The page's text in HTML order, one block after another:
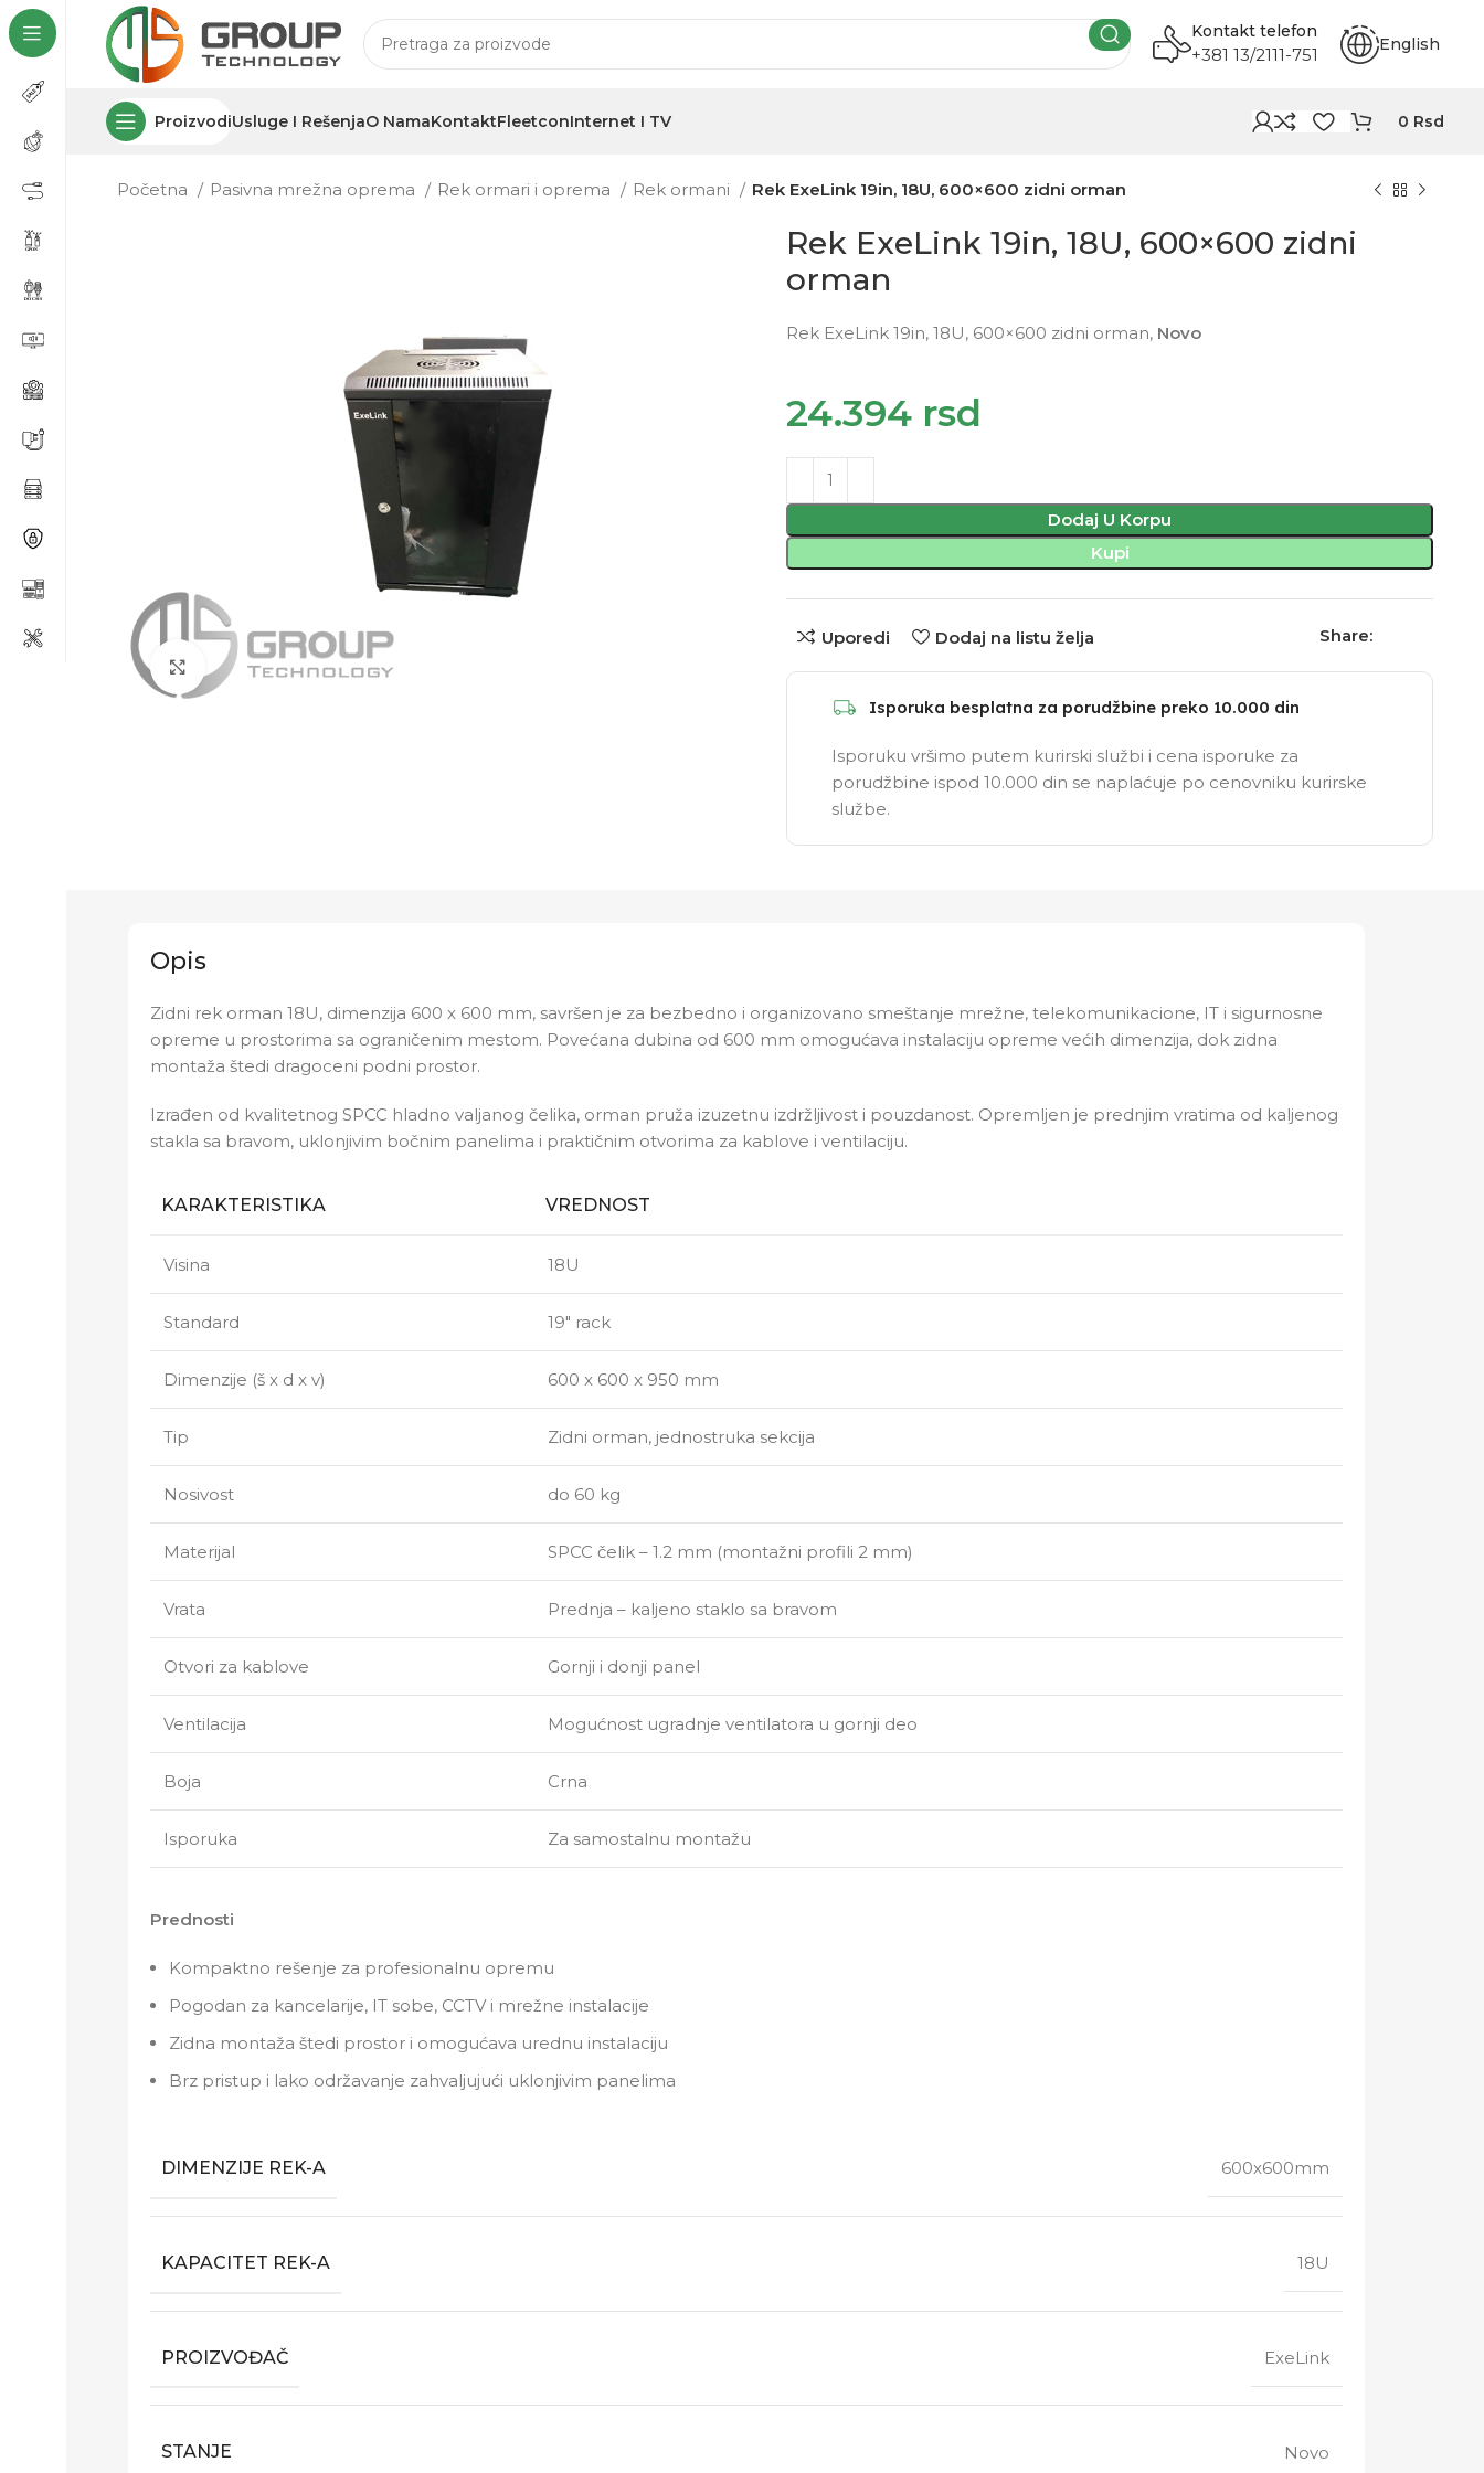
Kontakt telefon
+381 13/2111-751 English
ProizvodiUsluge I RešenjaO NamaKontaktFleetconInternet I TV 0 Rsd
Početna Pasivna mrežna oprema Rek ormari i oprema Rek ormani Rek ExeLink 19in, 18U, 600×600 zidni orman
Click to enlarge
Rek ExeLink 19in, 18U, 600×600 zidni
orman
Rek ExeLink 19in, 18U, 600×600 zidni orman, Novo
24.394 rsd
Dodaj U Korpu
Kupi
Uporedi Dodaj na listu želja Share:
Isporuka besplatna za porudžbine preko 10.000 din
Isporuku vršimo putem kurirski službi i cena isporuke za
porudžbine ispod 10.000 din se naplaćuje po cenovniku kurirske
službe.
Opis
Zidni rek orman 18U, dimenzija 600 x 600 mm, savršen je za bezbedno i organizovano smeštanje mrežne, telekomunikacione, IT i sigurnosne
opreme u prostorima sa ograničenim mestom. Povećana dubina od 600 mm omogućava instalaciju opreme većih dimenzija, dok zidna
montaža štedi dragoceni podni prostor.
Izrađen od kvalitetnog SPCC hladno valjanog čelika, orman pruža izuzetnu izdržljivost i pouzdanost. Opremljen je prednjim vratima od kaljenog
stakla sa bravom, uklonjivim bočnim panelima i praktičnim otvorima za kablove i ventilaciju.
KARAKTERISTIKA VREDNOST
Visina 18U
Standard 19″ rack
Dimenzije (š x d x v) 600 x 600 x 950 mm
Tip Zidni orman, jednostruka sekcija
Nosivost do 60 kg
Materijal SPCC čelik – 1.2 mm (montažni profili 2 mm)
Vrata Prednja – kaljeno staklo sa bravom
Otvori za kablove Gornji i donji panel
Ventilacija Mogućnost ugradnje ventilatora u gornji deo
Boja Crna
Isporuka Za samostalnu montažu
Prednosti
Kompaktno rešenje za profesionalnu opremu
Pogodan za kancelarije, IT sobe, CCTV i mrežne instalacije
Zidna montaža štedi prostor i omogućava urednu instalaciju
Brz pristup i lako održavanje zahvaljujući uklonjivim panelima
DIMENZIJE REK-A 600x600mm
KAPACITET REK-A 18U
PROIZVOĐAČ ExeLink
STANJE Novo